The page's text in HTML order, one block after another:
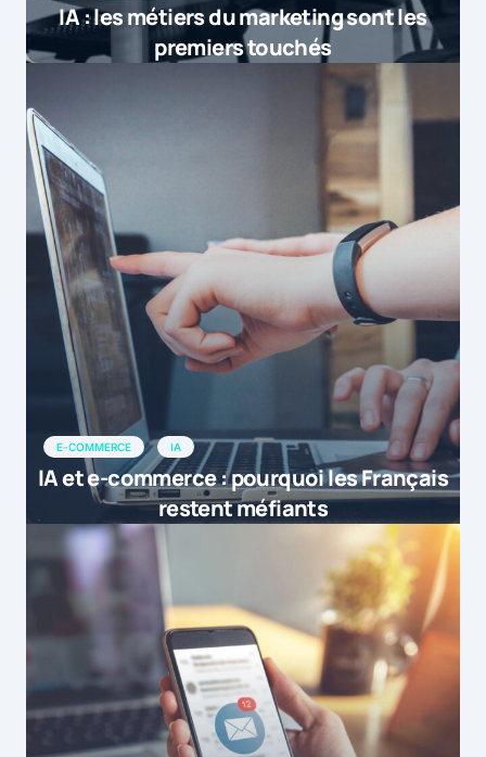
IA : les métiers du marketing sont les
premiers touchés
E-COMMERCE IA
IA et e-commerce : pourquoi les Français
restent méfiants